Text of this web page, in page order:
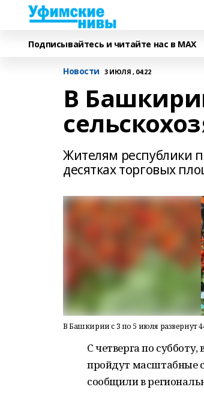
Подписывайтесь и читайте нас в MAX
Новости 3 ИЮЛЯ , 04:22
В
Жителям республики
десятках торговых
В Башкирии с 3 по 5 июля развернут
С четверга по
пройдут масштабные
сообщили в